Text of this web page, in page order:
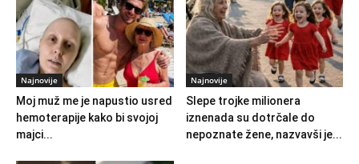
Najnovije
Moj muž me je napustio usred
hemoterapije kako bi svojoj
majci...
Najnovije
Slepe trojke milionera
iznenada su dotrčale do
nepoznate žene, nazvavši je...